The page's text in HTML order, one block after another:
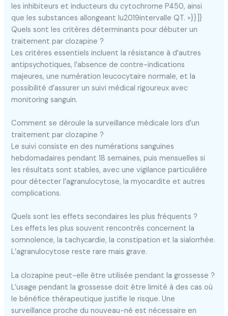
les inhibiteurs et inducteurs du cytochrome P450, ainsi
que les substances allongeant lu2019intervalle QT. »}}]}
Quels sont les critères déterminants pour débuter un
traitement par clozapine ?
Les critères essentiels incluent la résistance à d’autres
antipsychotiques, l’absence de contre-indications
majeures, une numération leucocytaire normale, et la
possibilité d’assurer un suivi médical rigoureux avec
monitoring sanguin.
Comment se déroule la surveillance médicale lors d’un
traitement par clozapine ?
Le suivi consiste en des numérations sanguines
hebdomadaires pendant 18 semaines, puis mensuelles si
les résultats sont stables, avec une vigilance particulière
pour détecter l’agranulocytose, la myocardite et autres
complications.
Quels sont les effets secondaires les plus fréquents ?
Les effets les plus souvent rencontrés concernent la
somnolence, la tachycardie, la constipation et la sialorrhée.
L’agranulocytose reste rare mais grave.
La clozapine peut-elle être utilisée pendant la grossesse ?
L’usage pendant la grossesse doit être limité à des cas où
le bénéfice thérapeutique justifie le risque. Une
surveillance proche du nouveau-né est nécessaire en